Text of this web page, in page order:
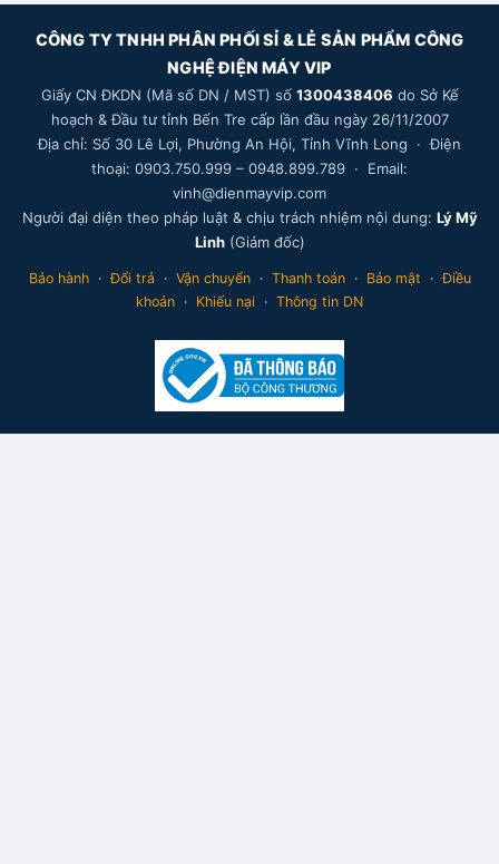
CÔNG TY TNHH PHÂN PHỐI SỈ & LẺ SẢN PHẨM CÔNG
NGHỆ ĐIỆN MÁY VIP
Giấy CN ĐKDN (Mã số DN / MST) số 1300438406 do Sở Kế
hoạch & Đầu tư tỉnh Bến Tre cấp lần đầu ngày 26/11/2007
Địa chỉ: Số 30 Lê Lợi, Phường An Hội, Tỉnh Vĩnh Long · Điện
thoại: 0903.750.999 – 0948.899.789 · Email:
vinh@dienmayvip.com
Người đại diện theo pháp luật & chịu trách nhiệm nội dung: Lý Mỹ
Linh(Giám đốc)
Bảo hành·Đổi trả · Vận chuyển· Thanh toán· Bảo mật ·Điều
khoản · Khiếu nại · Thông tin DN